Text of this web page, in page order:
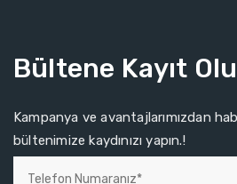
Bültene Kayıt
Kampanya ve avantajlarımızdan
bültenimize kaydınızı yapın.!